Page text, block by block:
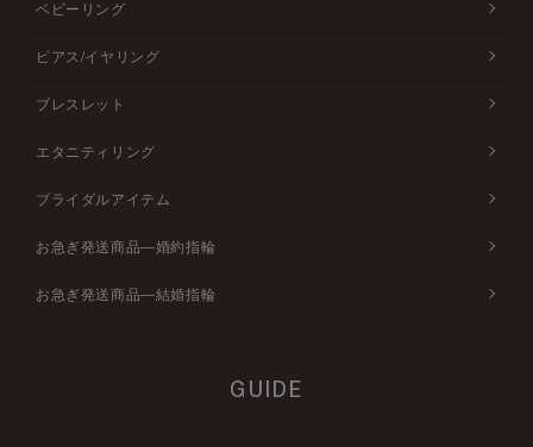
ベビーリング
ピアス/イヤリング
ブレスレット
エタニティリング
ブライダルアイテム
お急ぎ発送商品―婚約指輪
お急ぎ発送商品―結婚指輪
GUIDE